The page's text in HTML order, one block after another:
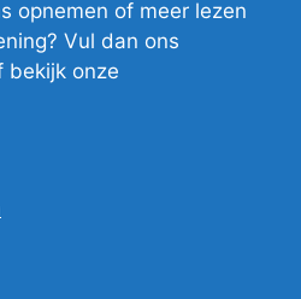
opnemen of meer lezen
Vul dan ons
bekijk onze